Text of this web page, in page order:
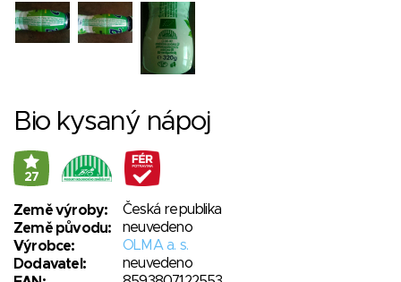
Bio kysaný nápoj
27
Země výroby:
Česká republika
Země původu:
neuvedeno
Výrobce:
OLMA a. s.
Dodavatel:
neuvedeno